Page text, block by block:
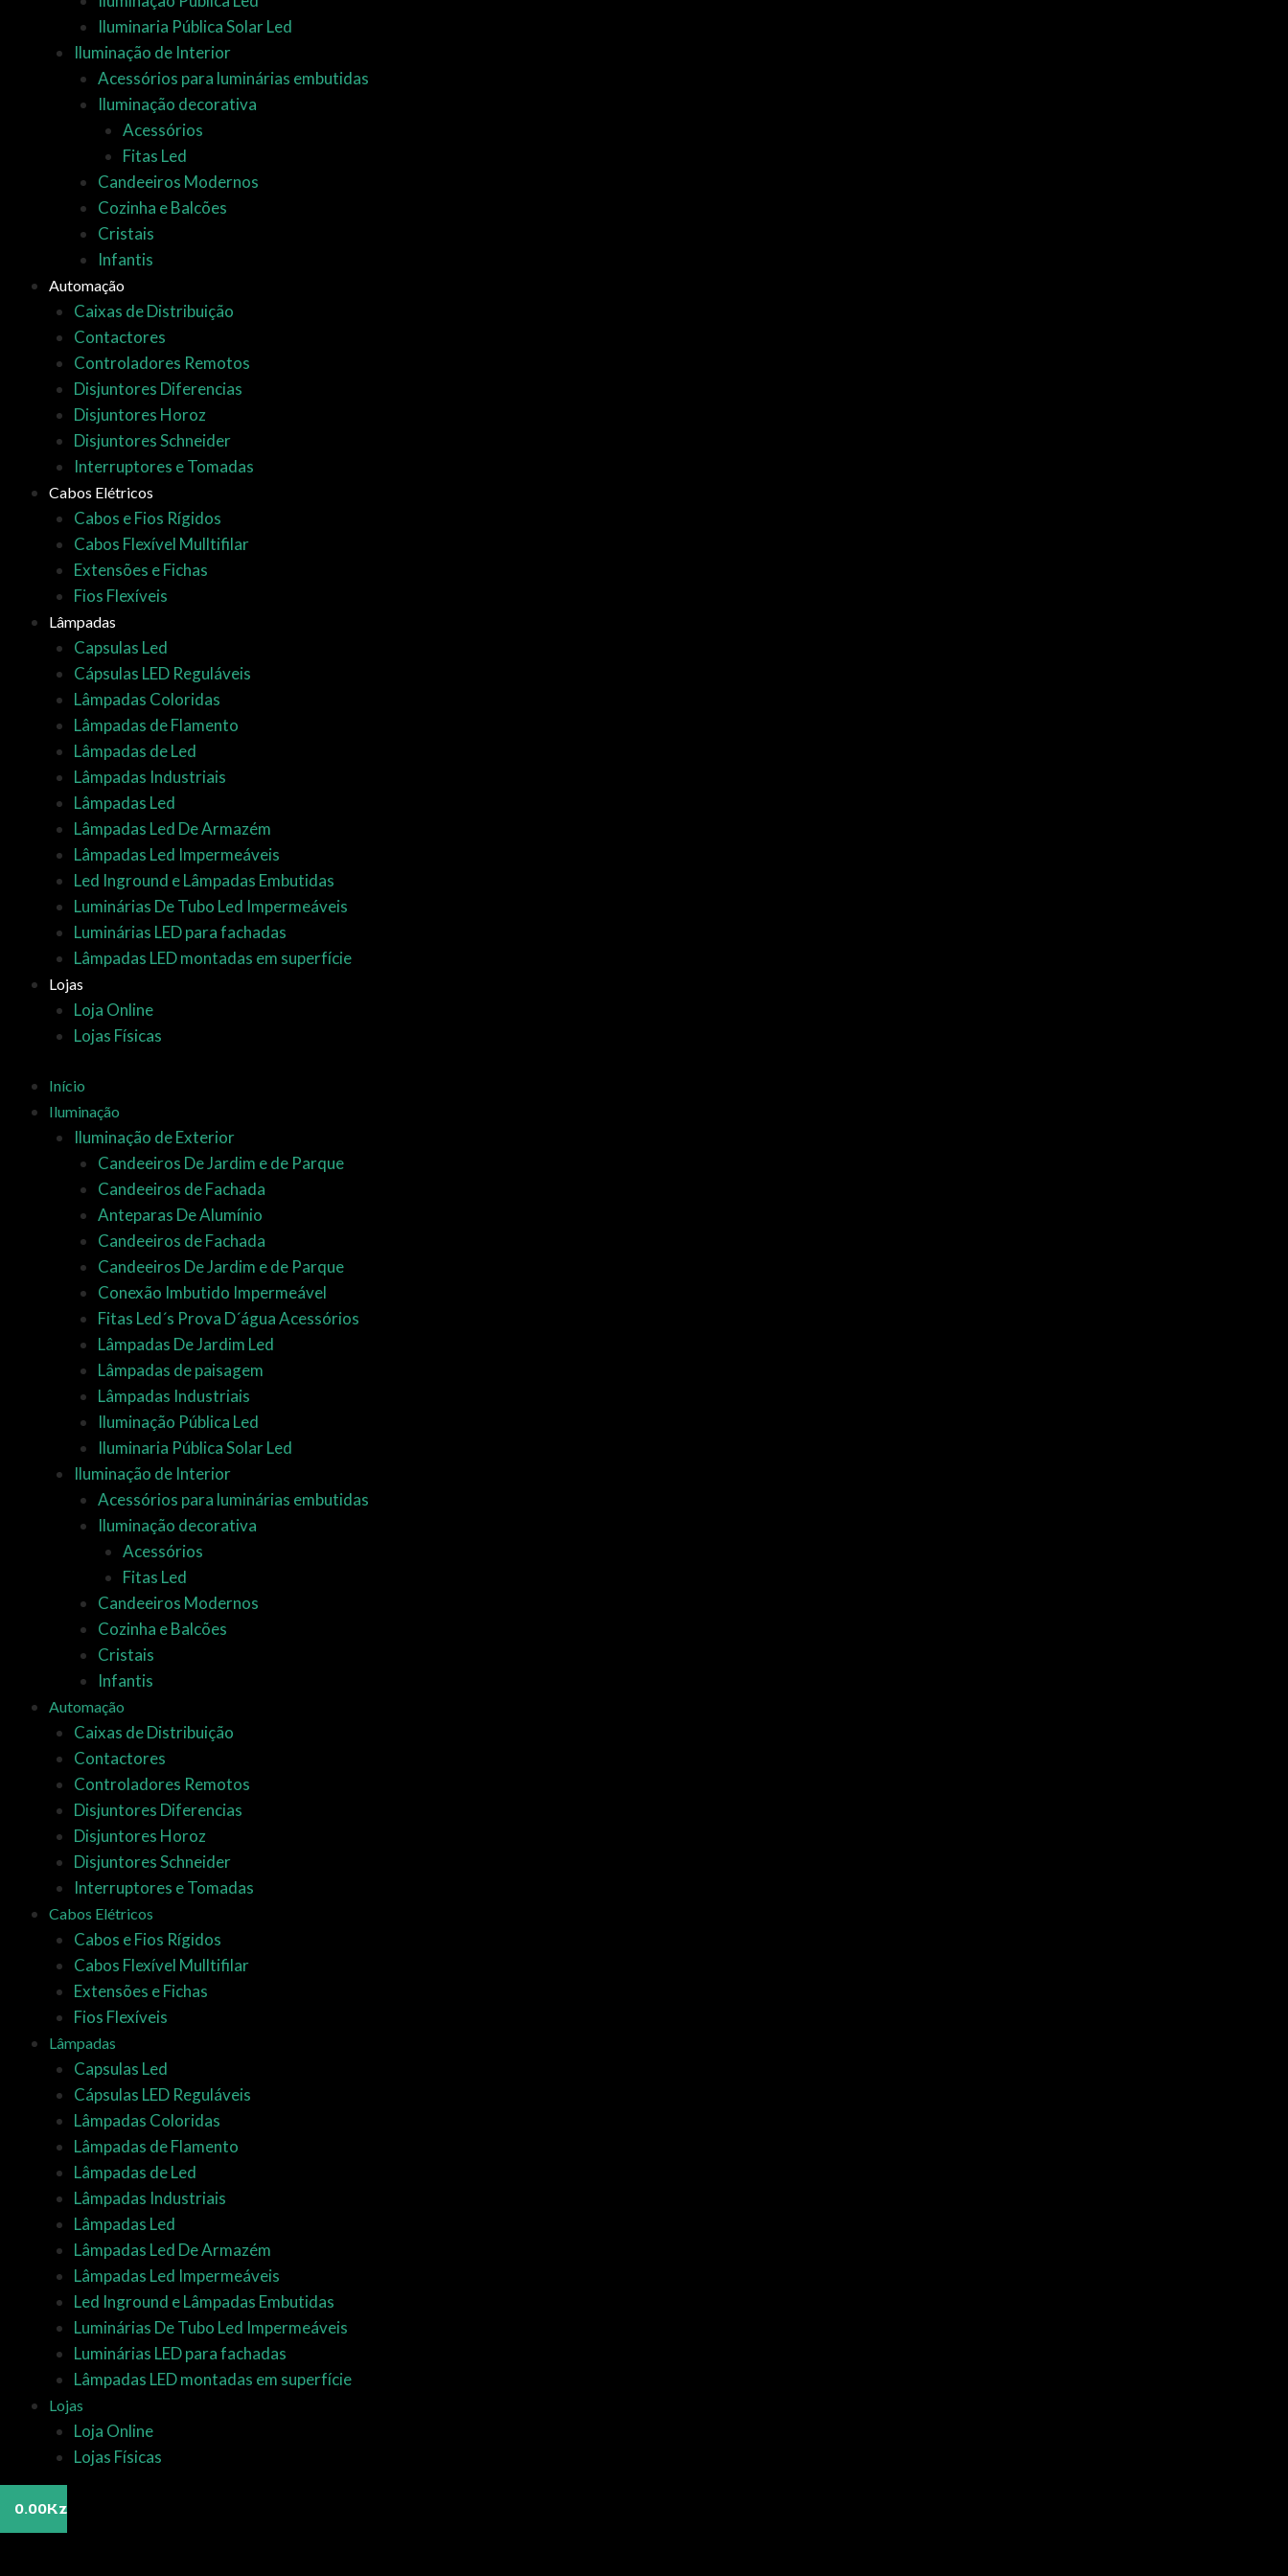
Iluminaria Pública Solar Led
Iluminação de Interior
Acessórios para luminárias embutidas
Iluminação decorativa
Acessórios
Fitas Led
Candeeiros Modernos
Cozinha e Balcões
Cristais
Infantis
Automação
Caixas de Distribuição
Contactores
Controladores Remotos
Disjuntores Diferencias
Disjuntores Horoz
Disjuntores Schneider
Interruptores e Tomadas
Cabos Elétricos
Cabos e Fios Rígidos
Cabos Flexível Mulltifilar
Extensões e Fichas
Fios Flexíveis
Lâmpadas
Capsulas Led
Cápsulas LED Reguláveis
Lâmpadas Coloridas
Lâmpadas de Flamento
Lâmpadas de Led
Lâmpadas Industriais
Lâmpadas Led
Lâmpadas Led De Armazém
Lâmpadas Led Impermeáveis
Led Inground e Lâmpadas Embutidas
Luminárias De Tubo Led Impermeáveis
Luminárias LED para fachadas
Lâmpadas LED montadas em superfície
Lojas
Loja Online
Lojas Físicas
Início
Iluminação
Iluminação de Exterior
Candeeiros De Jardim e de Parque
Candeeiros de Fachada
Anteparas De Alumínio
Candeeiros de Fachada
Candeeiros De Jardim e de Parque
Conexão Imbutido Impermeável
Fitas Led´s Prova D´água Acessórios
Lâmpadas De Jardim Led
Lâmpadas de paisagem
Lâmpadas Industriais
Iluminação Pública Led
Iluminaria Pública Solar Led
Iluminação de Interior
Acessórios para luminárias embutidas
Iluminação decorativa
Acessórios
Fitas Led
Candeeiros Modernos
Cozinha e Balcões
Cristais
Infantis
Automação
Caixas de Distribuição
Contactores
Controladores Remotos
Disjuntores Diferencias
Disjuntores Horoz
Disjuntores Schneider
Interruptores e Tomadas
Cabos Elétricos
Cabos e Fios Rígidos
Cabos Flexível Mulltifilar
Extensões e Fichas
Fios Flexíveis
Lâmpadas
Capsulas Led
Cápsulas LED Reguláveis
Lâmpadas Coloridas
Lâmpadas de Flamento
Lâmpadas de Led
Lâmpadas Industriais
Lâmpadas Led
Lâmpadas Led De Armazém
Lâmpadas Led Impermeáveis
Led Inground e Lâmpadas Embutidas
Luminárias De Tubo Led Impermeáveis
Luminárias LED para fachadas
Lâmpadas LED montadas em superfície
Lojas
Loja Online
Lojas Físicas
0.00Kz